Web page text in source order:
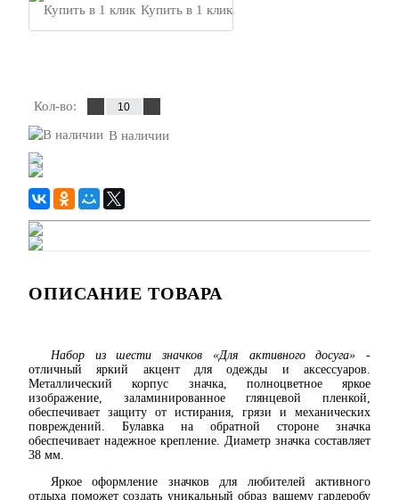
Купить в 1 клик
Кол-во:
В наличии
ОПИСАНИЕ ТОВАРА
Набор из шести значков «Для активного досуга» -
отличный яркий акцент для одежды и аксессуаров.
Металлический корпус значка, полноцветное яркое
изображение, заламинированное глянцевой пленкой,
обеспечивает защиту от истирания, грязи и механических
повреждений. Булавка на обратной стороне значка
обеспечивает надежное крепление. Диаметр значка составляет
38 мм.
Яркое оформление значков для любителей активного
отдыха поможет создать уникальный образ вашему гардеробу